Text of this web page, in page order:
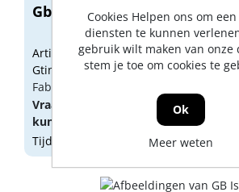
Gb Ecoclip 50/55mm PP
Artikelnummer: GB00786
Gtin: 8714318023331
Fabrikant artikel nummer: 34128.1000
Vraag een
aan oflog in
kunnen zien.
Tijdelijk niet op voorraad
Cookies Helpen ons om
diensten te kunnen
gebruik wilt maken van onze
stem je toe om cookies te
Ok
Meer weten